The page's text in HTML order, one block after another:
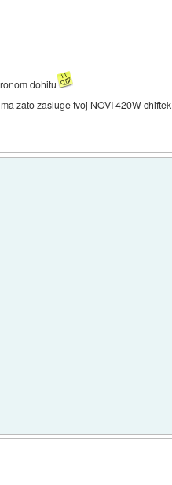
dohitu
zato zasluge tvoj NOVI 420W chiftek